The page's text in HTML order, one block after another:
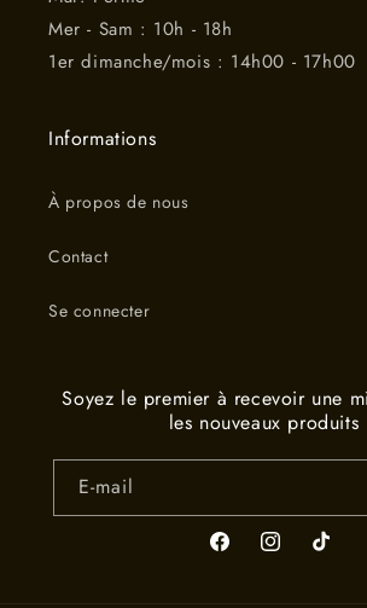
Mer - Sam : 10h - 18h
1er dimanche/mois : 14h00 - 17h00
Informations
À propos de nous
Contact
Se connecter
Soyez le premier à recevoir une
les nouveaux produits
E-mail
FacebookInstagramTikTok